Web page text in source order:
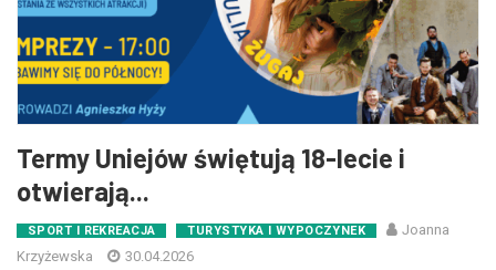
Termy Uniejów świętują 18-lecie i
otwierają...
SPORT I REKREACJA TURYSTYKA I WYPOCZYNEK
Joanna
Krzyżewska
30.04.2026